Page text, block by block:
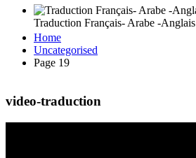
Traduction Français- Arabe -Anglais
Home
Uncategorised
Page 19
video-traduction